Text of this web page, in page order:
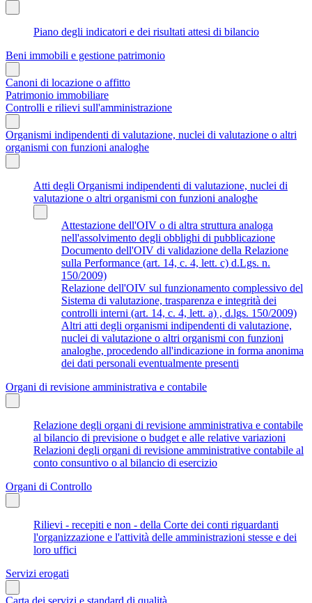
Piano degli indicatori e dei risultati attesi di bilancio
Beni immobili e gestione patrimonio
Canoni di locazione o affitto
Patrimonio immobiliare
Controlli e rilievi sull'amministrazione
Organismi indipendenti di valutazione, nuclei di valutazione o altri
organismi con funzioni analoghe
Atti degli Organismi indipendenti di valutazione, nuclei di
valutazione o altri organismi con funzioni analoghe
Attestazione dell'OIV o di altra struttura analoga
nell'assolvimento degli obblighi di pubblicazione
Documento dell'OIV di validazione della Relazione
sulla Performance (art. 14, c. 4, lett. c) d.Lgs. n.
150/2009)
Relazione dell'OIV sul funzionamento complessivo del
Sistema di valutazione, trasparenza e integrità dei
controlli interni (art. 14, c. 4, lett. a) , d.lgs. 150/2009)
Altri atti degli organismi indipendenti di valutazione,
nuclei di valutazione o altri organismi con funzioni
analoghe, procedendo all'indicazione in forma anonima
dei dati personali eventualmente presenti
Organi di revisione amministrativa e contabile
Relazione degli organi di revisione amministrativa e contabile
al bilancio di previsione o budget e alle relative variazioni
Relazioni degli organi di revisione amministrative contabile al
conto consuntivo o al bilancio di esercizio
Organi di Controllo
Rilievi - recepiti e non - della Corte dei conti riguardanti
l'organizzazione e l'attività delle amministrazioni stesse e dei
loro uffici
Servizi erogati
Carta dei servizi e standard di qualità